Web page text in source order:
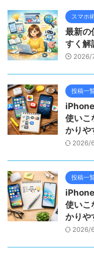
スマホ
最新の
すく解
2026/
投稿一
使いこ
かりや
2026/
投稿一
使いこ
かりや
2026/